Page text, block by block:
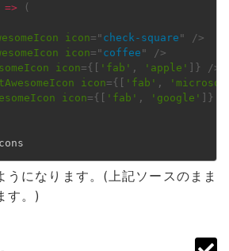
=>
(
icon= " check-square "
/>
icon= " coffee "
/>
icon={ [ 'fab' , 'apple' ] }
/>
icon={ [ 'fab' ,
icon={ [ 'fab' , 'google' ] }
うになります。(上記ソースのまま
す。)